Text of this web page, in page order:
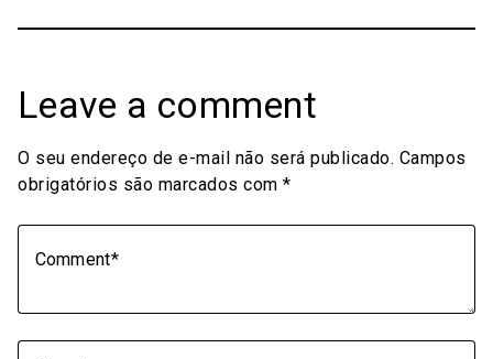
Leave a comment
O seu endereço de e-mail não será publicado. Campos
obrigatórios são marcados com *
Comment